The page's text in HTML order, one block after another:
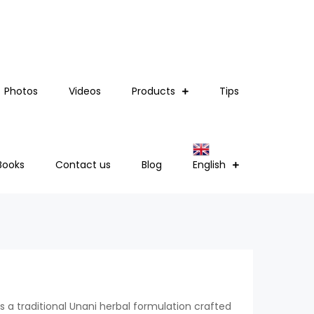
Photos Videos Products Tips
Contact us Blog English
a traditional Unani herbal formulation crafted